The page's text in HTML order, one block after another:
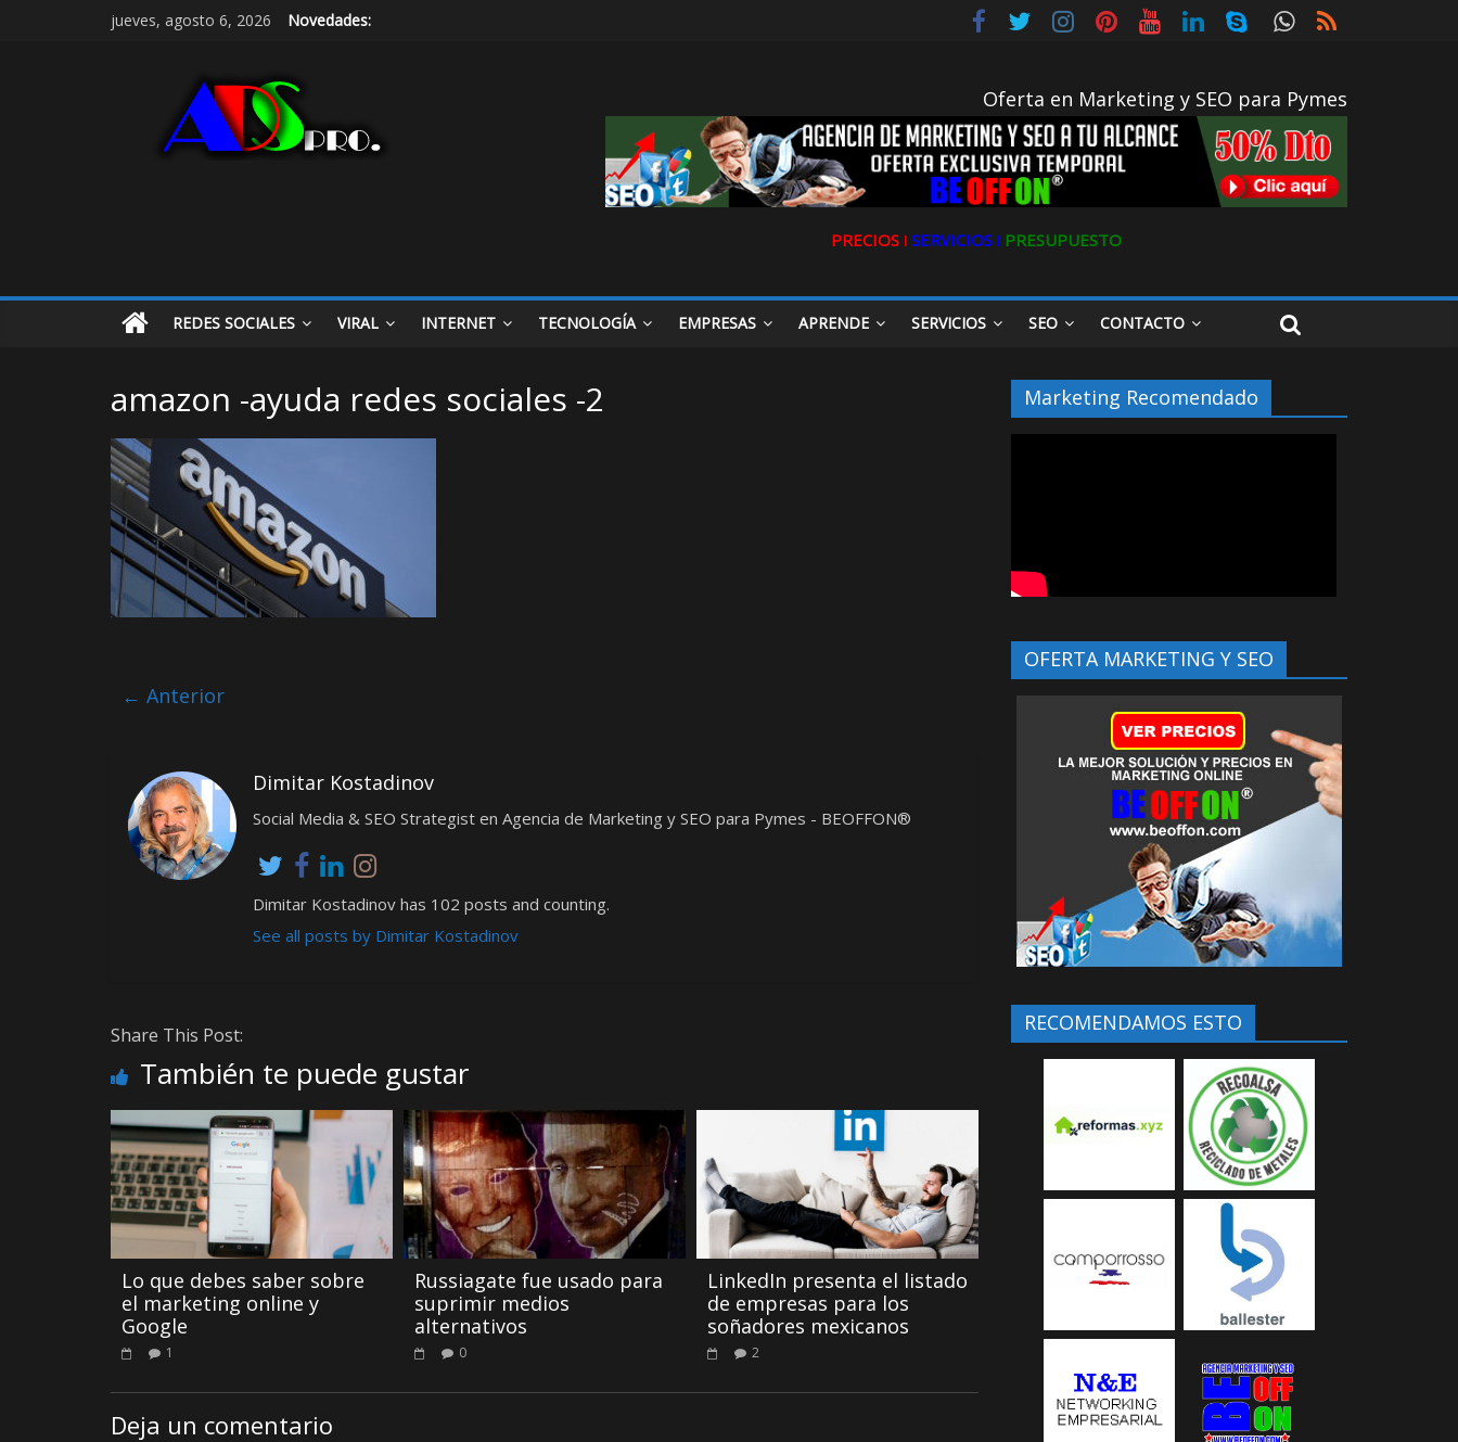
jueves, agosto 6, 2026 Novedades:
Oferta en Marketing y SEO para Pymes
PRECIOS ǀ SERVICIOS ǀ PRESUPUESTO
REDES SOCIALES VIRAL INTERNET TECNOLOGÍA EMPRESAS APRENDE SERVICIOS SEO CONTACTO
amazon -ayuda redes sociales -2
← Anterior
Dimitar Kostadinov
Social Media & SEO Strategist en Agencia de Marketing y SEO para Pymes - BEOFFON®
Dimitar Kostadinov has 102 posts and counting.
See all posts by Dimitar Kostadinov
Share This Post:
También te puede gustar
Lo que debes saber sobre
el marketing online y
Google
1
Russiagate fue usado para
suprimir medios
alternativos
0
LinkedIn presenta el listado
de empresas para los
soñadores mexicanos
2
Deja un comentario
Marketing Recomendado
OFERTA MARKETING Y SEO
RECOMENDAMOS ESTO